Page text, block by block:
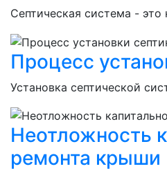
Септическая система - это
Процесс
Установка септической
Неотложность
ремонта крыши